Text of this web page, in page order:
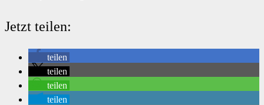
Jetzt teilen:
teilen
teilen
teilen
teilen